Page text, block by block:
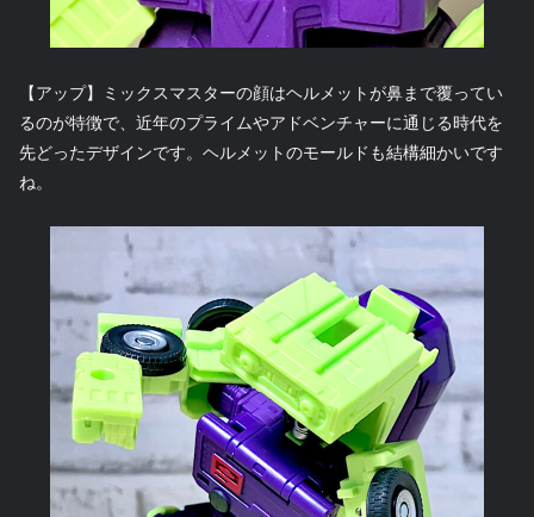
【アップ】ミックスマスターの顔はヘルメットが鼻まで覆ってい
るのが特徴で、近年のプライムやアドベンチャーに通じる時代を
先どったデザインです。ヘルメットのモールドも結構細かいです
ね。